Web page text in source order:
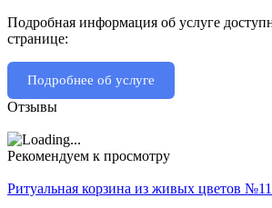
Подробная информация об услуге
странице:
Подробнее об услуге
Отзывы
Рекомендуем к просмотру
Ритуальная корзина из живых цветов